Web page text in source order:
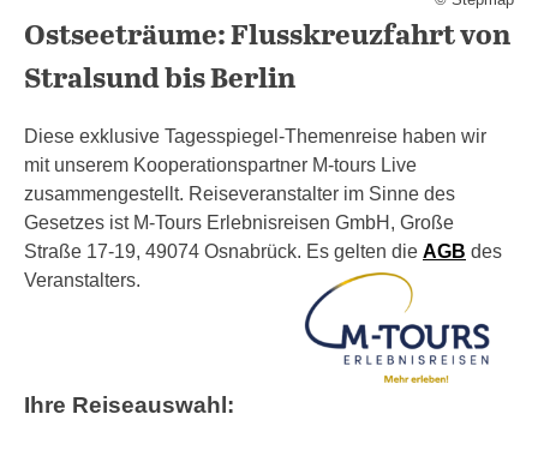
Ostseeträume: Flusskreuzfahrt von
Stralsund bis Berlin
Diese exklusive Tagesspiegel-Themenreise haben wir
mit unserem Kooperationspartner M-tours Live
zusammengestellt. Reiseveranstalter im Sinne des
Gesetzes ist M-Tours Erlebnisreisen GmbH, Große
Straße 17-19, 49074 Osnabrück. Es gelten die AGB des
Veranstalters.
Ihre Reiseauswahl: